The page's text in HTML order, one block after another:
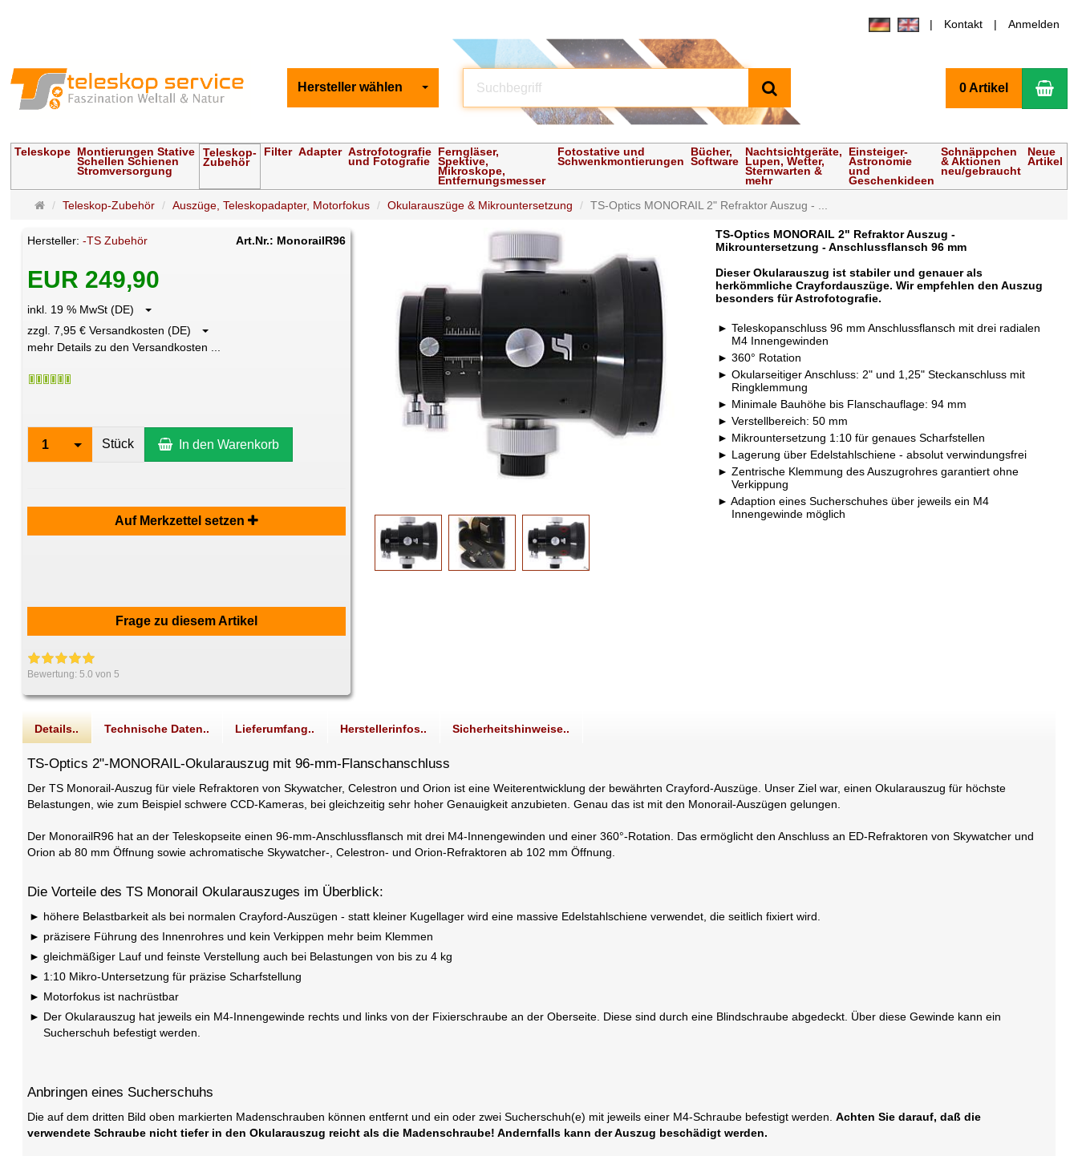
Kontakt Anmelden
Hersteller wählen 0 Artikel
Teleskope Montierungen Stative
Schellen Schienen
Stromversorgung
Teleskop-
Zubehör
Filter Adapter Astrofotografie
und Fotografie
Ferngläser,
Spektive,
Mikroskope,
Entfernungsmesser
Fotostative und
Schwenkmontierungen
Bücher,
Software
Nachtsichtgeräte,
Lupen, Wetter,
Sternwarten &
mehr
Einsteiger-
Astronomie
und
Geschenkideen
Schnäppchen
& Aktionen
neu/gebraucht
Neue
Artikel
Startseite
Teleskop-Zubehör Auszüge, Teleskopadapter, Motorfokus Okularauszüge & Mikrountersetzung TS-Optics MONORAIL 2" Refraktor Auszug - ...
Hersteller:-TS Zubehör Art.Nr.: MonorailR96
EUR 249,90
inkl. 19 % MwSt (DE)
zzgl. 7,95 € Versandkosten (DE)
mehr Details zu den Versandkosten ...
1 Stück In den Warenkorb
Auf Merkzettel setzen
Frage zu diesem Artikel
Bewertung:5.0 von 5
TS-Optics MONORAIL 2" Refraktor Auszug -
Mikrountersetzung - Anschlussflansch 96 mm
Dieser Okularauszug ist stabiler und genauer als
herkömmliche Crayfordauszüge. Wir empfehlen den Auszug
besonders für Astrofotografie.
Teleskopanschluss 96 mm Anschlussflansch mit drei radialen
M4 Innengewinden
360° Rotation
Okularseitiger Anschluss: 2" und 1,25" Steckanschluss mit
Ringklemmung
Minimale Bauhöhe bis Flanschauflage: 94 mm
Verstellbereich: 50 mm
Mikrountersetzung 1:10 für genaues Scharfstellen
Lagerung über Edelstahlschiene - absolut verwindungsfrei
Zentrische Klemmung des Auszugrohres garantiert ohne
Verkippung
Adaption eines Sucherschuhes über jeweils ein M4
Innengewinde möglich
Details.. Technische Daten.. Lieferumfang.. Herstellerinfos.. Sicherheitshinweise..
TS-Optics 2"-MONORAIL-Okularauszug mit 96-mm-Flanschanschluss
Der TS Monorail-Auszug für viele Refraktoren von Skywatcher, Celestron und Orion ist eine Weiterentwicklung der bewährten Crayford-Auszüge. Unser Ziel war, einen Okularauszug für höchste
Belastungen, wie zum Beispiel schwere CCD-Kameras, bei gleichzeitig sehr hoher Genauigkeit anzubieten. Genau das ist mit den Monorail-Auszügen gelungen.
Der MonorailR96 hat an der Teleskopseite einen 96-mm-Anschlussflansch mit drei M4-Innengewinden und einer 360°-Rotation. Das ermöglicht den Anschluss an ED-Refraktoren von Skywatcher und
Orion ab 80 mm Öffnung sowie achromatische Skywatcher-, Celestron- und Orion-Refraktoren ab 102 mm Öffnung.
Die Vorteile des TS Monorail Okularauszuges im Überblick:
höhere Belastbarkeit als bei normalen Crayford-Auszügen - statt kleiner Kugellager wird eine massive Edelstahlschiene verwendet, die seitlich fixiert wird.
präzisere Führung des Innenrohres und kein Verkippen mehr beim Klemmen
gleichmäßiger Lauf und feinste Verstellung auch bei Belastungen von bis zu 4 kg
1:10 Mikro-Untersetzung für präzise Scharfstellung
Motorfokus ist nachrüstbar
Der Okularauszug hat jeweils ein M4-Innengewinde rechts und links von der Fixierschraube an der Oberseite. Diese sind durch eine Blindschraube abgedeckt. Über diese Gewinde kann ein
Sucherschuh befestigt werden.
Anbringen eines Sucherschuhs
Die auf dem dritten Bild oben markierten Madenschrauben können entfernt und ein oder zwei Sucherschuh(e) mit jeweils einer M4-Schraube befestigt werden.Achten Sie darauf, daß die
verwendete Schraube nicht tiefer in den Okularauszug reicht als die Madenschraube! Andernfalls kann der Auszug beschädigt werden.